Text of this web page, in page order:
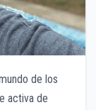
de los
activa de